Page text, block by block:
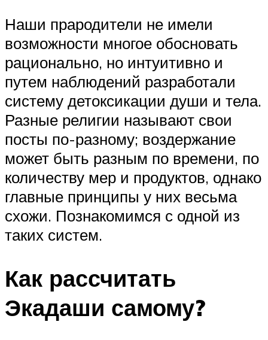
Наши прародители не имели
возможности многое обосновать
рационально, но интуитивно и
путем наблюдений разработали
систему детоксикации души и тела.
Разные религии называют свои
посты по-разному; воздержание
может быть разным по времени, по
количеству мер и продуктов, однако
главные принципы у них весьма
схожи. Познакомимся с одной из
таких систем.
Как рассчитать
Экадаши самому?